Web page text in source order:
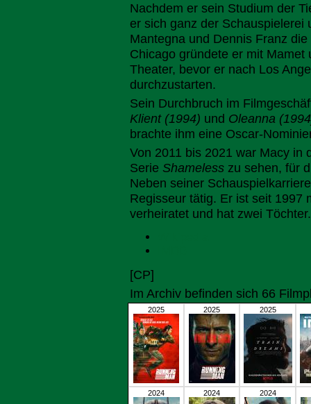
Nachdem er sein Studium der
er sich ganz der Schauspielerei
Mantegna und Dennis Franz die
Chicago gründete er mit
Theater, bevor er nach Los
durchzustarten.
Sein Durchbruch im
Klient (1994) und Oleanna
brachte ihm eine Oscar-
Von 2011 bis 2021 war Macy in
Serie Shameless zu sehen, für
Neben seiner
Regisseur tätig. Er ist seit 1997
verheiratet und hat zwei Töchter.
[CP]
Im Archiv befinden sich 66
2025 2025 2025
2024 2024 2024